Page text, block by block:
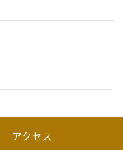
アクセス